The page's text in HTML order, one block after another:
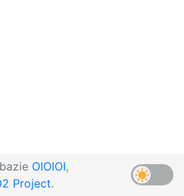
OIOIOI,
Project.